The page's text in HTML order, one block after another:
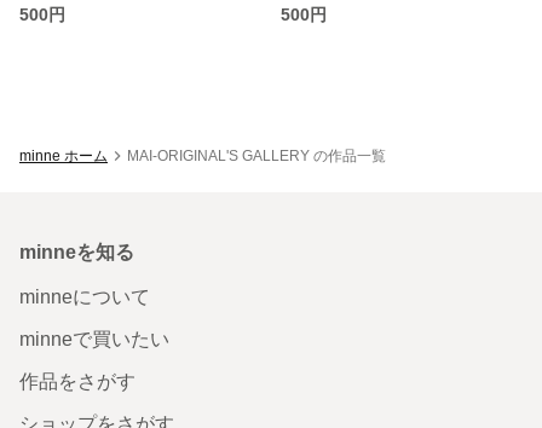
500円
500円
minne ホーム MAI-ORIGINAL'S GALLERY の作品一覧
minneを知る
minneについて
minneで買いたい
作品をさがす
ショップをさがす